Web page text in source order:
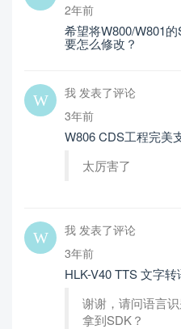
2年前
希望将W800/W801
要怎么修改？
我 发表了评论
3年前
W806 CDS工程完美
太厉害了
我 发表了评论
3年前
HLK-V40 TTS 文字
谢谢，请问语言
拿到SDK？